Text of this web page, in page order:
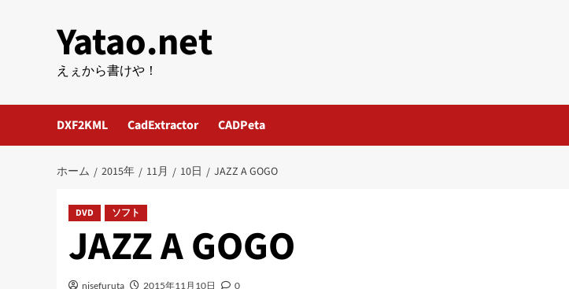
ッ
Yatao.net
えぇから書けや！
DXF2KML CadExtractor CADPeta
ホーム 2015年 11月 10日 JAZZ A GOGO
DVD ソフト
JAZZ A GOGO
nisefuruta 2015年11月10日 0